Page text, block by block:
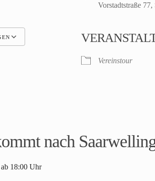
Vorstadtstraße
Vereinstour
nach
18:00 Uhr